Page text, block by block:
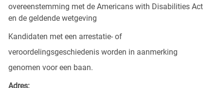
overeenstemming met de Americans with Disabilities Act
en de geldende wetgeving
Kandidaten met een arrestatie- of
veroordelingsgeschiedenis worden in aanmerking
genomen voor een baan.
Adres: